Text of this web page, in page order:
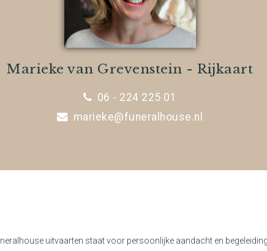
Marieke van Grevenstein - Rijkaart
06 - 224 225 01
marieke@funeralhouse.nl
uitvaarten staat voor persoonlijke aandacht en